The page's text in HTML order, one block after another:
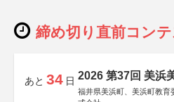
締め切り直前コンテ
あと 34 日 2026 第37回 美浜
福井県美浜町、美浜町教育